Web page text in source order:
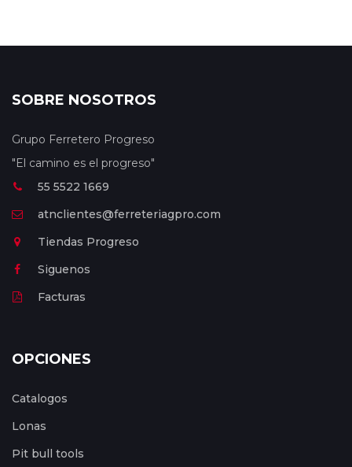
SOBRE NOSOTROS
Grupo Ferretero Progreso
"El camino es el progreso"
55 5522 1669
atnclientes@ferreteriagpro.com
Tiendas Progreso
Siguenos
Facturas
OPCIONES
Catalogos
Lonas
Pit bull tools